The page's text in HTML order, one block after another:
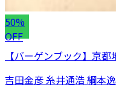
50%
OFF
【バーゲンブック】京
吉田金彦 糸井通浩 綱本